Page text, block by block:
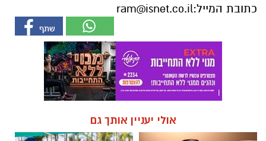
כתובת המייל:ram@isnet.co.il
אולי יעניין אותך גם